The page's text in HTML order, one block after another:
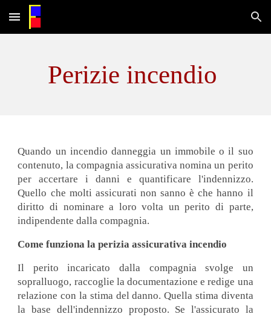
Skip to main content Skip to navigation
Perizie incendio
Quando un incendio danneggia un immobile o il suo
contenuto, la compagnia assicurativa nomina un perito
per accertare i danni e quantificare l'indennizzo.
Quello che molti assicurati non sanno è che hanno il
diritto di nominare a loro volta un perito di parte,
indipendente dalla compagnia.
Come funziona la perizia assicurativa incendio
Il perito incaricato dalla compagnia svolge un
sopralluogo, raccoglie la documentazione e redige una
relazione con la stima del danno. Quella stima diventa
la base dell'indennizzo proposto. Se l'assicurato la